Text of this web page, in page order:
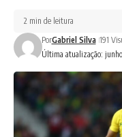
Última atualização: junho
PorGabriel Silva 191
2 min de leitura